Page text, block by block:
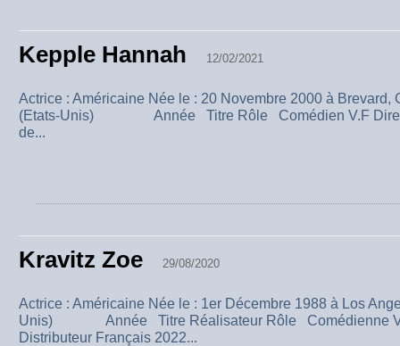
Kepple Hannah 12/02/2021
Actrice : Américaine Née le : 20 Novembre 2000 à Brevard,
(Etats-Unis) Année Titre Rôle Comédien V.F
de...
Kravitz Zoe 29/08/2020
Actrice : Américaine Née le : 1er Décembre 1988 à Los
Unis) Année Titre Réalisateur Rôle Comédienne
Distributeur Français 2022...